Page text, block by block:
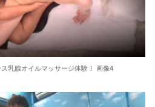
ーランジェリーを着せて生中ハメ~
ゃんと~
乳腺オイルマッサージ体験！ 画像4